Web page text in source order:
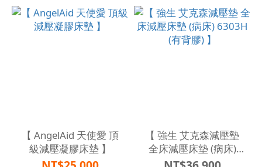
【 AngelAid 天使愛 頂
級減壓凝膠床墊 】
【 強生 艾克森減壓墊
全床減壓床墊 (病床)
6303H (有背膠) 】